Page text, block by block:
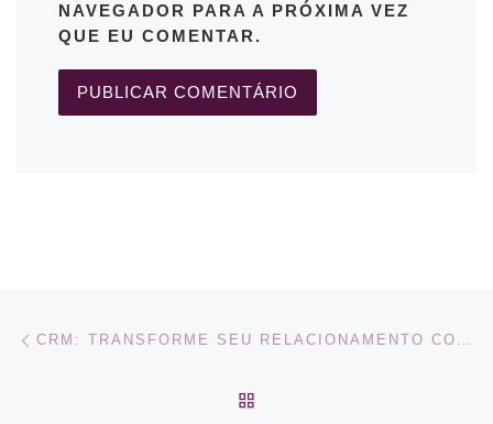
NAVEGADOR PARA A PRÓXIMA VEZ
QUE EU COMENTAR.
Navegação do post CRM: TRANSFORME SEU RELACIONAMENTO COM OS CLIENTES